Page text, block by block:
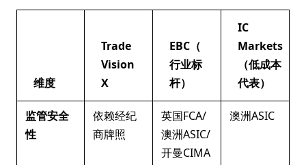
维度
Trade
Vision
X
EBC（
行业标
杆）
IC
Markets
（低成本
代表）
监管安全
性
依赖经纪
商牌照
英国FCA/
澳洲ASIC/
开曼CIMA
澳洲ASIC